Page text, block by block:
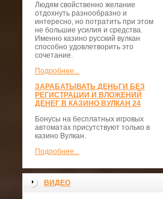
Людям свойственно желание
отдохнуть разнообразно и
интересно, но потратить при этом
не большие усилия и средства.
Именно казино русский вулкан
способно удовлетворить это
сочетание.
Подробнее...
ЗАРАБАТЫВАТЬ ДЕНЬГИ БЕЗ
РЕГИСТРАЦИИ И ВЛОЖЕНИЙ
ДЕНЕГ В КАЗИНО ВУЛКАН 24
Бонусы на бесплатных игровых
автоматах присутствуют только в
казино Вулкан.
Подробнее...
ВИДЕО